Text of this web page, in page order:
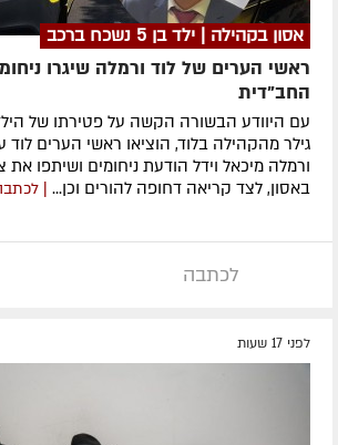
אסון בקהילה | ילד בן 5 נשכח ברכב
ראשי הערים של לוד ורמלה שיגרו
החב"דית
עם היוודע הבשורה הקשה על פטירתו של
גילר מהקהילה בלוד, הוציאו ראשי הערים לוד
ורמלה מיכאל וידל הודעת ניחומים ושיתפו את
באסון, לצד קריאה דחופה להורים וכן...
|
לכתבה
לפני 17 שעות